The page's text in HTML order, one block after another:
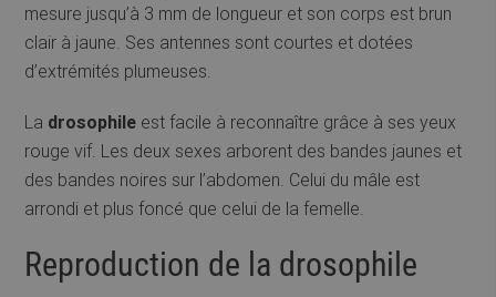
mesure jusqu’à 3 mm de longueur et son corps est brun
clair à jaune. Ses antennes sont courtes et dotées
d’extrémités plumeuses.
La drosophile est facile à reconnaître grâce à ses yeux
rouge vif. Les deux sexes arborent des bandes jaunes et
des bandes noires sur l’abdomen. Celui du mâle est
arrondi et plus foncé que celui de la femelle.
Reproduction de la drosophile